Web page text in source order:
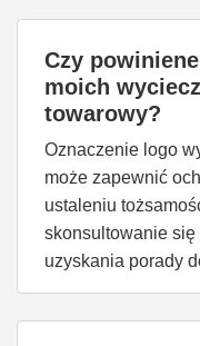
Czy
moich
towarowy?
Oznaczenie logo
może zapewnić
ustaleniu
skonsultowanie
uzyskania porady